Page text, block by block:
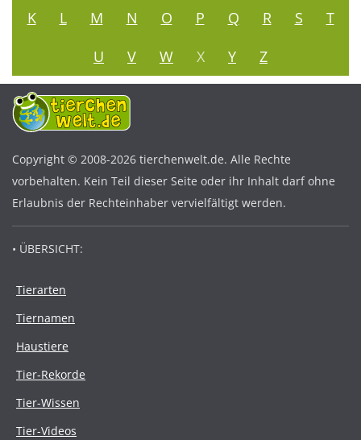
K
L M N O P Q R S
T
U
V W X Y Z
Copyright © 2008-2026 tierchenwelt.de. Alle Rechte
vorbehalten. Kein Teil dieser Seite oder ihr Inhalt darf ohne
Erlaubnis der Rechteinhaber vervielfältigt werden.
• ÜBERSICHT:
Tierarten
Tiernamen
Haustiere
Tier-Rekorde
Tier-Wissen
Tier-Videos